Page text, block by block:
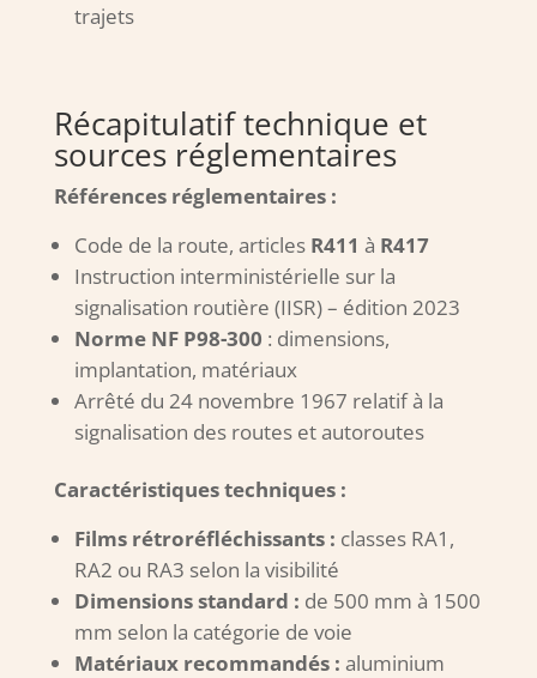
trajets
Récapitulatif technique et
sources réglementaires
Références réglementaires :
Code de la route, articles R411 à R417
Instruction interministérielle sur la
signalisation routière (IISR) – édition 2023
Norme NF P98-300 : dimensions,
implantation, matériaux
Arrêté du 24 novembre 1967 relatif à la
signalisation des routes et autoroutes
Caractéristiques techniques :
Films rétroréfléchissants : classes RA1,
RA2 ou RA3 selon la visibilité
Dimensions standard : de 500 mm à 1500
mm selon la catégorie de voie
Matériaux recommandés : aluminium